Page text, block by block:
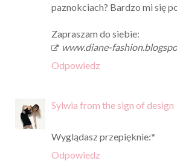
paznokciach? Bardzo mi się
Zapraszam do siebie:
www.diane-
Odpowiedz
Sylwia from the sign of design
Wyglądasz przepięknie:*
Odpowiedz